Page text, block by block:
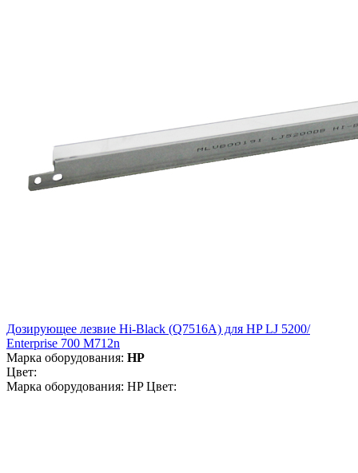
Дозирующее лезвие Hi-Black (Q7516A) для HP LJ 5200/
Enterprise 700 M712n
Марка оборудования: HP
Цвет:
Марка оборудования: HP Цвет: